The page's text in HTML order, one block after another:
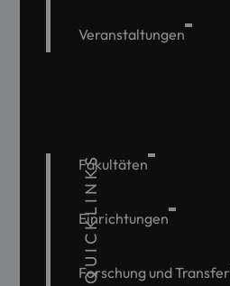
Veranstaltungen
QUICKLINKS
Fakultäten
Einrichtungen
Forschung und Transfer